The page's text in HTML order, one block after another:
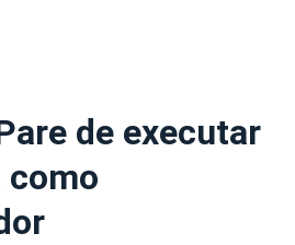
de executar
como